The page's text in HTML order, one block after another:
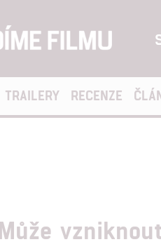
TRAILERY RECENZE